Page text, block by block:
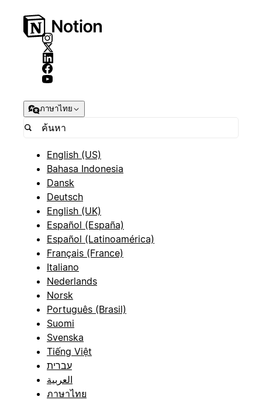
ภาษาไทย
English (US)
Bahasa Indonesia
Dansk
Deutsch
English (UK)
Español (España)
Español (Latinoamérica)
Français (France)
Italiano
Nederlands
Norsk
Português (Brasil)
Suomi
Svenska
Tiếng Việt
עברית
العربية
ภาษาไทย